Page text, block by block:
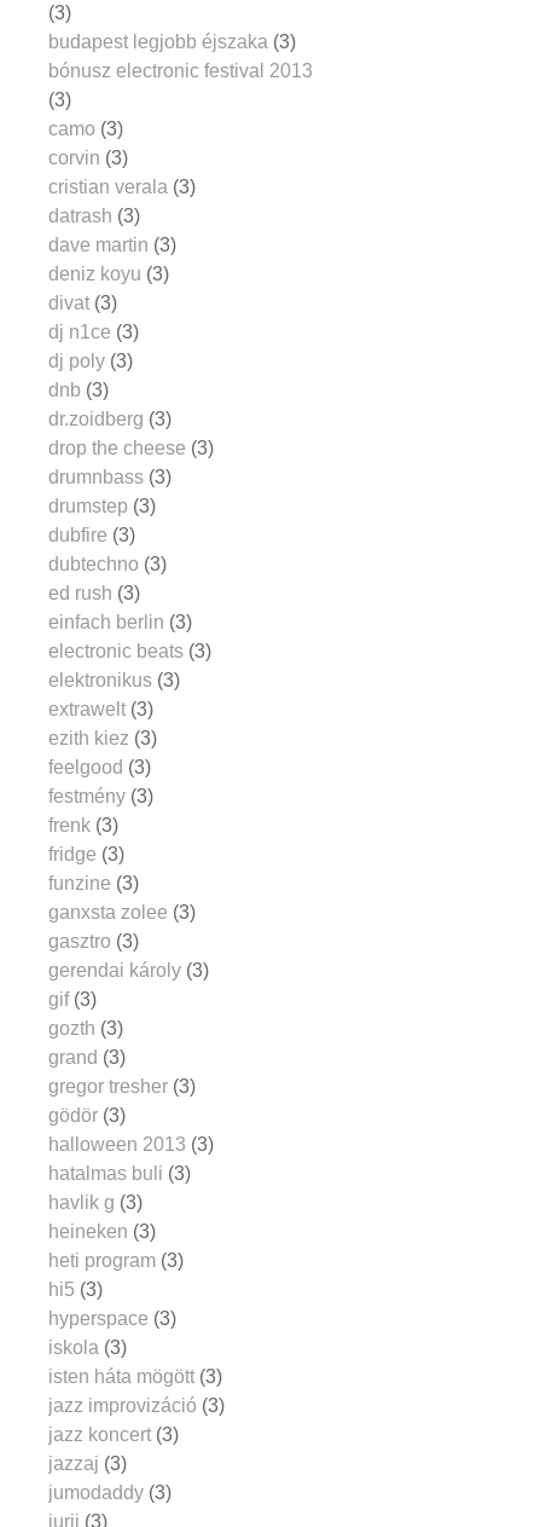
(3)
budapest legjobb éjszaka (3)
bónusz electronic festival 2013
(3)
camo (3)
corvin (3)
cristian verala (3)
datrash (3)
dave martin (3)
deniz koyu (3)
divat (3)
dj n1ce (3)
dj poly (3)
dnb (3)
dr.zoidberg (3)
drop the cheese (3)
drumnbass (3)
drumstep (3)
dubfire (3)
dubtechno (3)
ed rush (3)
einfach berlin (3)
electronic beats (3)
elektronikus (3)
extrawelt (3)
ezith kiez (3)
feelgood (3)
festmény (3)
frenk (3)
fridge (3)
funzine (3)
ganxsta zolee (3)
gasztro (3)
gerendai károly (3)
gif (3)
gozth (3)
grand (3)
gregor tresher (3)
gödör (3)
halloween 2013 (3)
hatalmas buli (3)
havlik g (3)
heineken (3)
heti program (3)
hi5 (3)
hyperspace (3)
iskola (3)
isten háta mögött (3)
jazz improvizáció (3)
jazz koncert (3)
jazzaj (3)
jumodaddy (3)
jurij (3)